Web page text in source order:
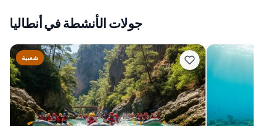
جولات الأنشطة في أنطاليا
شعبية